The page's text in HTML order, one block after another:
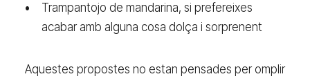
Trampantojo de mandarina, si prefereixes
acabar amb alguna cosa dolça i sorprenent
Aquestes propostes no estan pensades per omplir